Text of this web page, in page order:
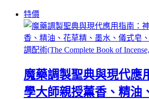
特價
魔藥調製聖典與現代應
學大師親授薰香、精油